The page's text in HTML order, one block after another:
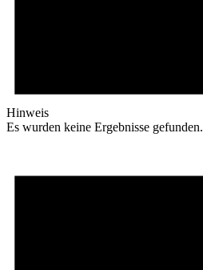
Hinweis
Es wurden keine Ergebnisse gefunden.